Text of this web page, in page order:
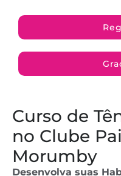
Curso de
no Clube
Morumby
Desenvolva suas